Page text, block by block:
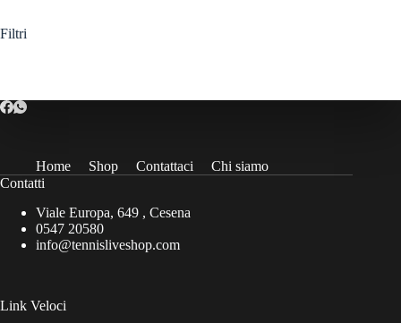
Filtri
Home Shop Contattaci
Chi siamo
Contatti
Viale Europa, 649 , Cesena
0547 20580
info@tennisliveshop.com
Link Veloci